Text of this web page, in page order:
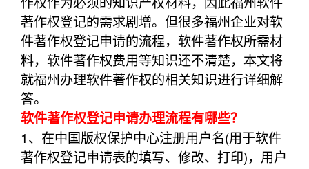
著作权登记的需求剧增。但很多福州企业对软
件著作权登记申请的流程，软件著作权所需材
料，软件著作权费用等知识还不清楚，本文将
就福州办理软件著作权的相关知识进行详细解
答。
软件著作权登记申请办理流程有哪些？
1、在中国版权保护中心注册用户名(用于软件
著作权登记申请表的填写、修改、打印)，用户